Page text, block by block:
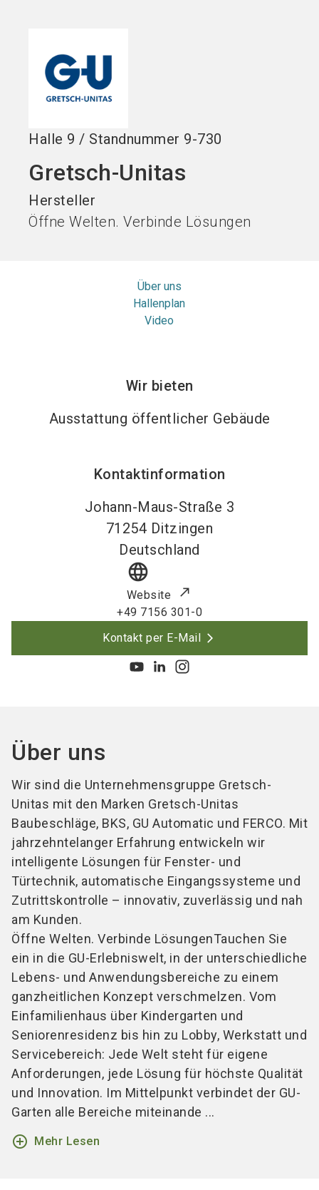
Halle 9 / Standnummer 9-730
Gretsch-Unitas
Hersteller
Öffne Welten. Verbinde Lösungen
Über uns
Hallenplan
Video
Wir bieten
Ausstattung öffentlicher Gebäude
Kontaktinformation
Johann-Maus-Straße 3
71254 Ditzingen
Deutschland
language
Website
+49 7156 301-0
Kontakt per E-Mail
Über uns
Wir sind die Unternehmensgruppe Gretsch-
Unitas mit den Marken Gretsch-Unitas
Baubeschläge, BKS, GU Automatic und FERCO. Mit
jahrzehntelanger Erfahrung entwickeln wir
intelligente Lösungen für Fenster- und
Türtechnik, automatische Eingangssysteme und
Zutrittskontrolle – innovativ, zuverlässig und nah
am Kunden.
Öffne Welten. Verbinde LösungenTauchen Sie
ein in die GU-Erlebniswelt, in der unterschiedliche
Lebens- und Anwendungsbereiche zu einem
ganzheitlichen Konzept verschmelzen. Vom
Einfamilienhaus über Kindergarten und
Seniorenresidenz bis hin zu Lobby, Werkstatt und
Servicebereich: Jede Welt steht für eigene
Anforderungen, jede Lösung für höchste Qualität
und Innovation. Im Mittelpunkt verbindet der GU-
Garten alle Bereiche miteinande ...
add_circle_outline Mehr Lesen